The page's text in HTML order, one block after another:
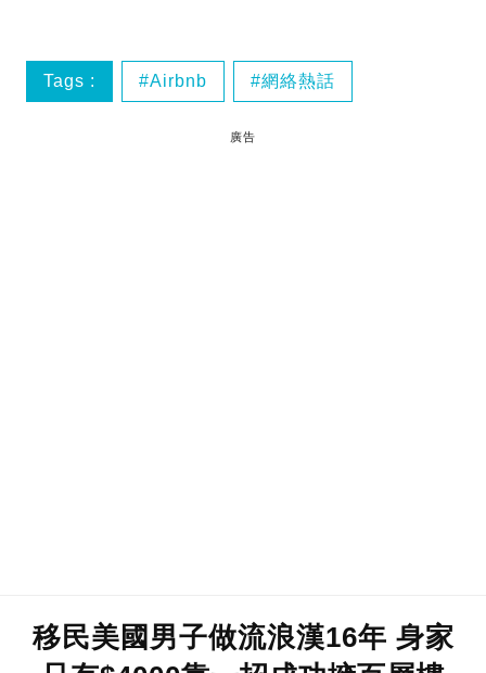
Tags : Airbnb 網絡熱話
廣告
移民美國男子做流浪漢16年 身家